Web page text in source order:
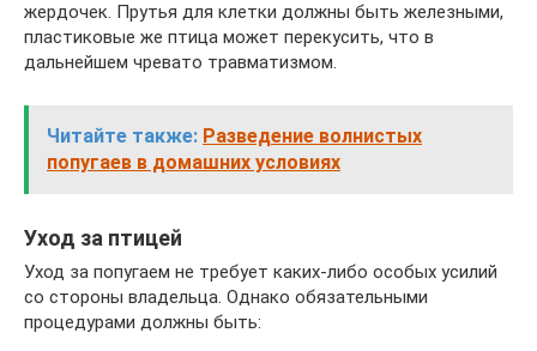
жердочек. Прутья для клетки должны быть железными,
пластиковые же птица может перекусить, что в
дальнейшем чревато травматизмом.
Читайте также: Разведение волнистых
попугаев в домашних условиях
Уход за птицей
Уход за попугаем не требует каких-либо особых усилий
со стороны владельца. Однако обязательными
процедурами должны быть: